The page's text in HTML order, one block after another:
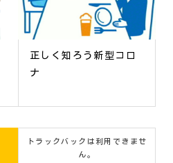
正しく知ろう新型コロ
ナ
トラックバックは利用できませ
ん。